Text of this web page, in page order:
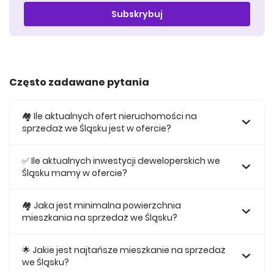
Subskrybuj
Często zadawane pytania
🏘️ Ile aktualnych ofert nieruchomości na
sprzedaż we Śląsku jest w ofercie?
we Śląsku.
✅ Ile aktualnych inwestycji deweloperskich we
Śląsku mamy w ofercie?
we Śląsku.
🏘 Jaka jest minimalna powierzchnia
mieszkania na sprzedaż we Śląsku?
jest 25,94.
🌟 Jakie jest najtańsze mieszkanie na sprzedaż
we Śląsku?